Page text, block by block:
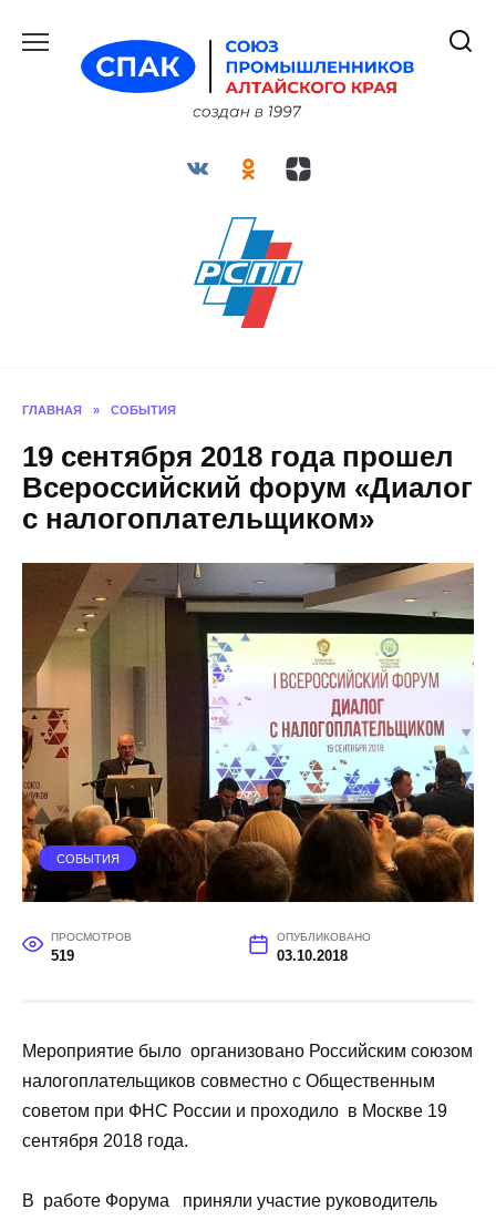
содержанию
ГЛАВНАЯ » СОБЫТИЯ
19 сентября 2018 года прошел
Всероссийский форум «Диалог
с налогоплательщиком»
СОБЫТИЯ
ПРОСМОТРОВ
519
ОПУБЛИКОВАНО
03.10.2018
Мероприятие было организовано Российским союзом
налогоплательщиков совместно с Общественным
советом при ФНС России и проходило в Москве 19
сентября 2018 года.
В работе Форума приняли участие руководитель